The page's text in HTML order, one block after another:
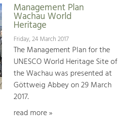
Management Plan
Wachau World
Heritage
Friday, 24 March 2017
The Management Plan for the
UNESCO World Heritage Site of
the Wachau was presented at
Göttweig Abbey on 29 March
2017.
read more »